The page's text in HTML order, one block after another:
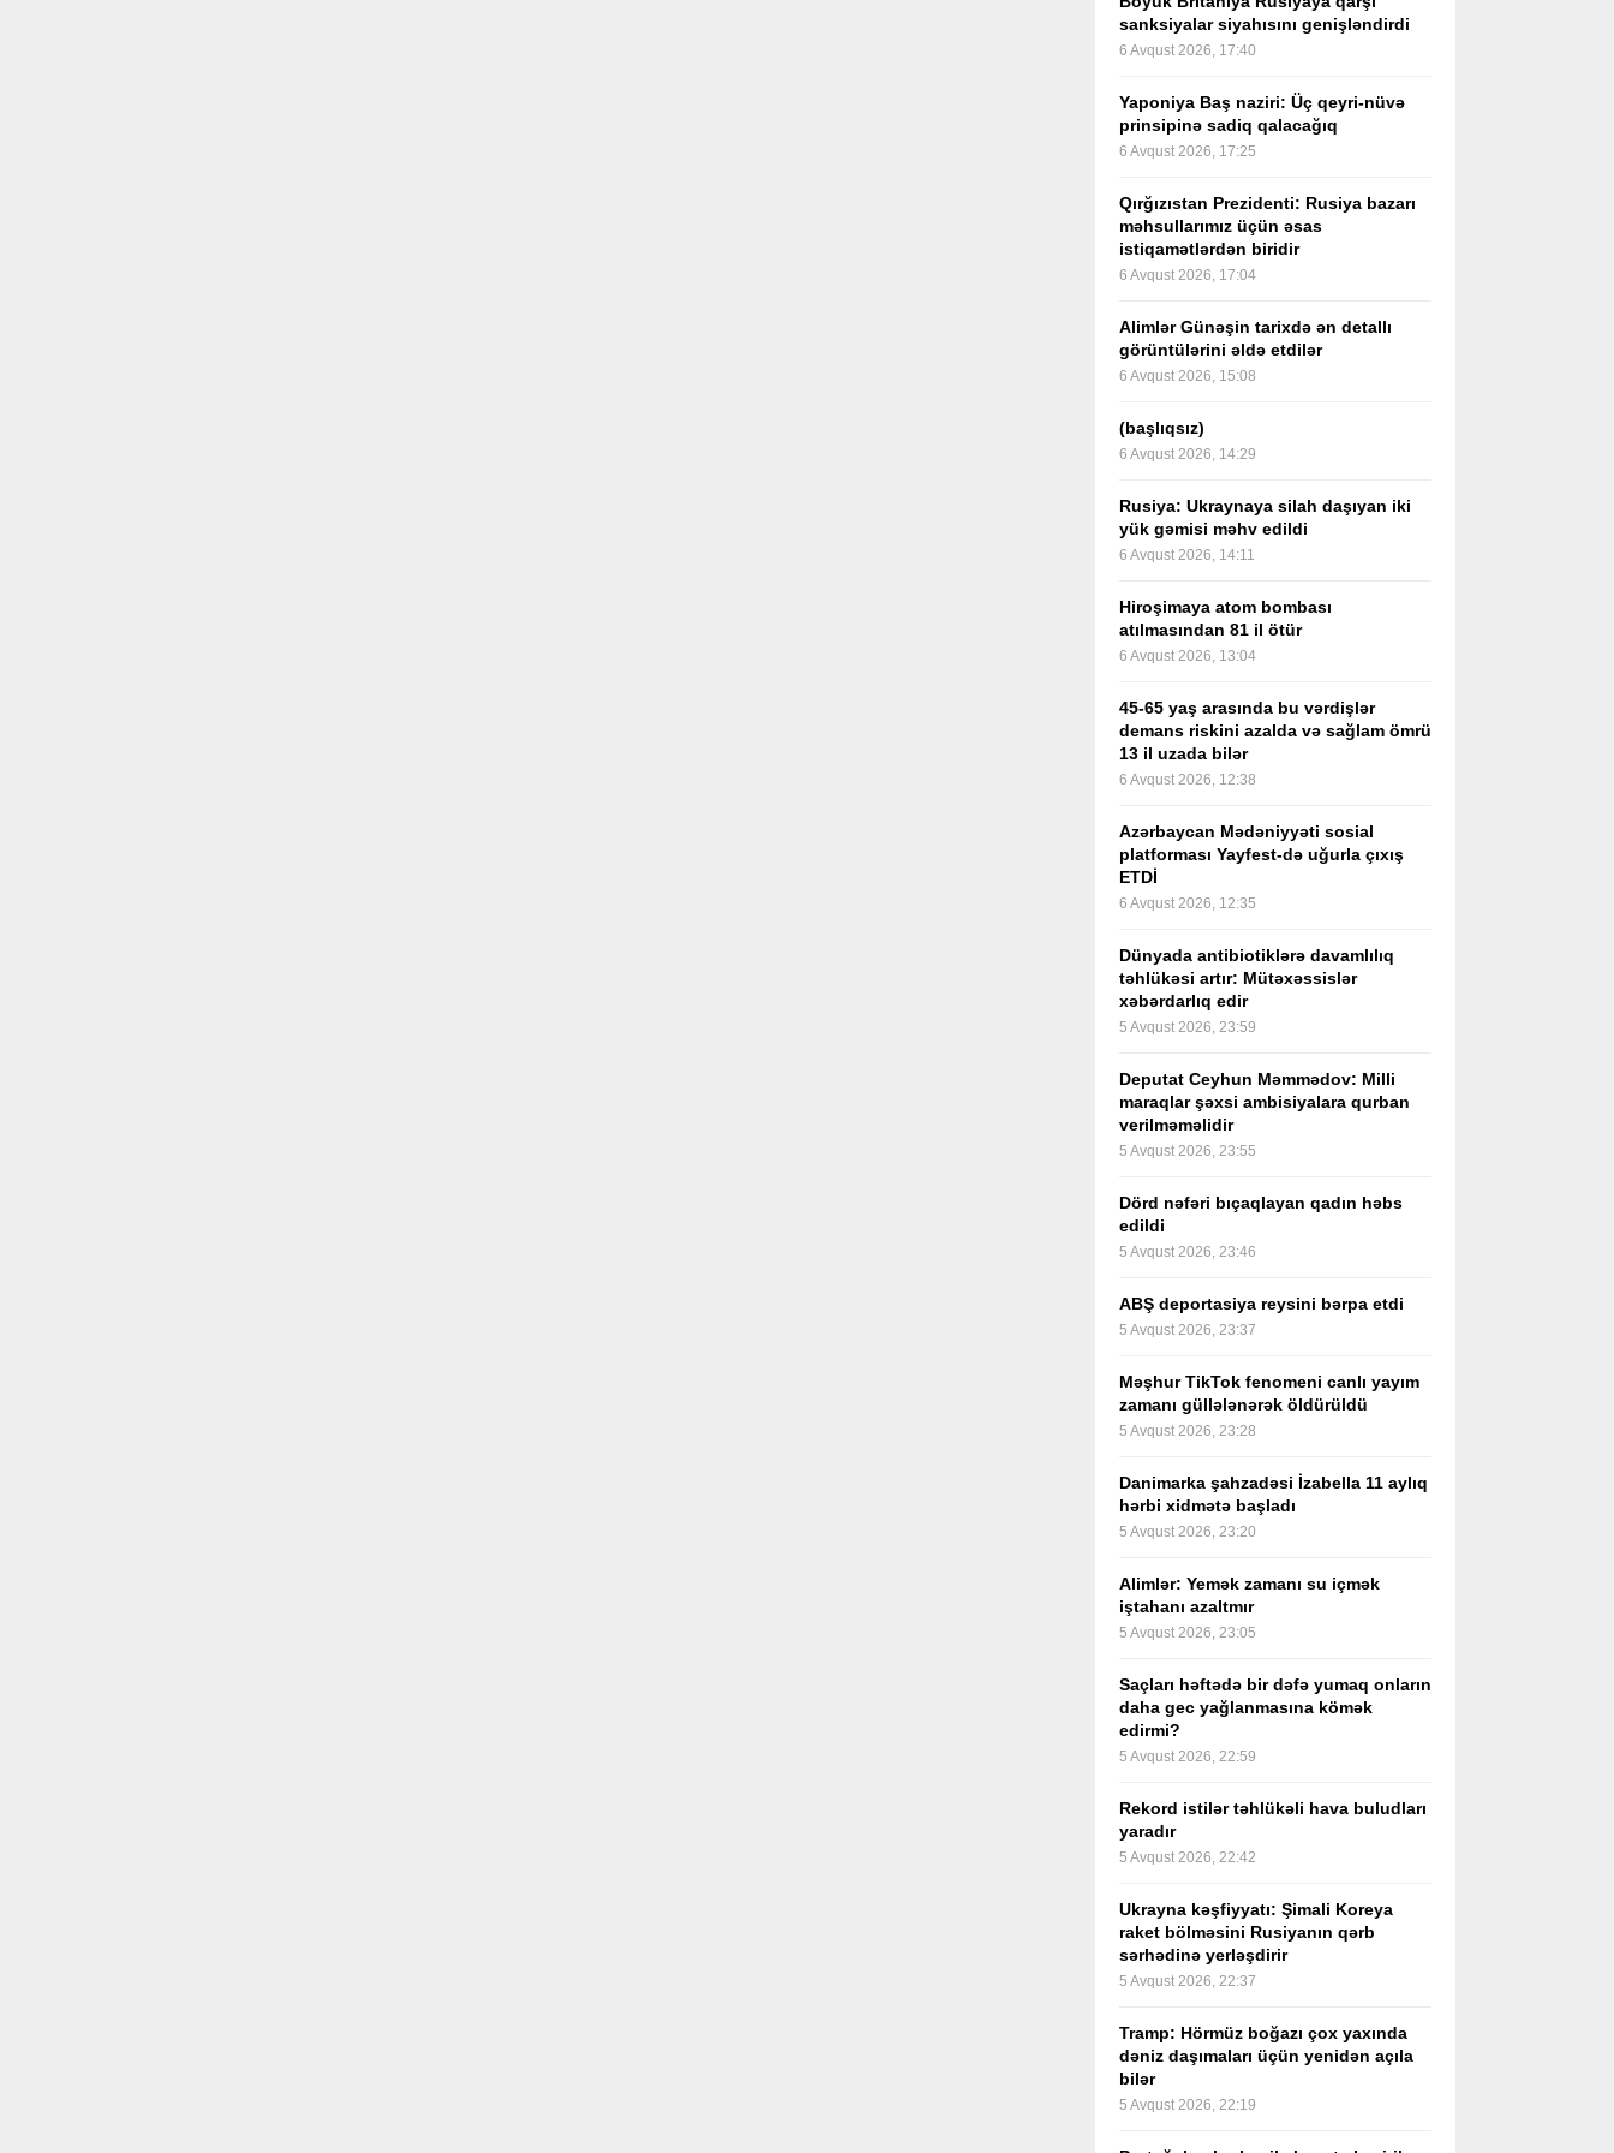
sanksiyalar siyahısını genişləndirdi
6 Avqust 2026, 17:40
Yaponiya Baş naziri: Üç qeyri-nüvə
prinsipinə sadiq qalacağıq
6 Avqust 2026, 17:25
Qırğızıstan Prezidenti: Rusiya bazarı
məhsullarımız üçün əsas
istiqamətlərdən biridir
6 Avqust 2026, 17:04
Alimlər Günəşin tarixdə ən detallı
görüntülərini əldə etdilər
6 Avqust 2026, 15:08
(başlıqsız)
6 Avqust 2026, 14:29
Rusiya: Ukraynaya silah daşıyan iki
yük gəmisi məhv edildi
6 Avqust 2026, 14:11
Hiroşimaya atom bombası
atılmasından 81 il ötür
6 Avqust 2026, 13:04
45-65 yaş arasında bu vərdişlər
demans riskini azalda və sağlam ömrü
13 il uzada bilər
6 Avqust 2026, 12:38
Azərbaycan Mədəniyyəti sosial
platforması Yayfest-də uğurla çıxış
ETDİ
6 Avqust 2026, 12:35
Dünyada antibiotiklərə davamlılıq
təhlükəsi artır: Mütəxəssislər
xəbərdarlıq edir
5 Avqust 2026, 23:59
Deputat Ceyhun Məmmədov: Milli
maraqlar şəxsi ambisiyalara qurban
verilməməlidir
5 Avqust 2026, 23:55
Dörd nəfəri bıçaqlayan qadın həbs
edildi
5 Avqust 2026, 23:46
ABŞ deportasiya reysini bərpa etdi
5 Avqust 2026, 23:37
Məşhur TikTok fenomeni canlı yayım
zamanı güllələnərək öldürüldü
5 Avqust 2026, 23:28
Danimarka şahzadəsi İzabella 11 aylıq
hərbi xidmətə başladı
5 Avqust 2026, 23:20
Alimlər: Yemək zamanı su içmək
iştahanı azaltmır
5 Avqust 2026, 23:05
Saçları həftədə bir dəfə yumaq onların
daha gec yağlanmasına kömək
edirmi?
5 Avqust 2026, 22:59
Rekord istilər təhlükəli hava buludları
yaradır
5 Avqust 2026, 22:42
Ukrayna kəşfiyyatı: Şimali Koreya
raket bölməsini Rusiyanın qərb
sərhədinə yerləşdirir
5 Avqust 2026, 22:37
Tramp: Hörmüz boğazı çox yaxında
dəniz daşımaları üçün yenidən açıla
bilər
5 Avqust 2026, 22:19